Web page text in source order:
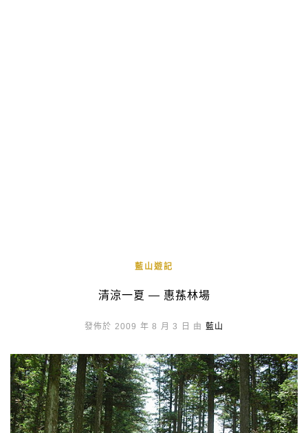
藍山遊記
清涼一夏 — 惠蓀林場
發佈於 2009 年 8 月 3 日 由 藍山